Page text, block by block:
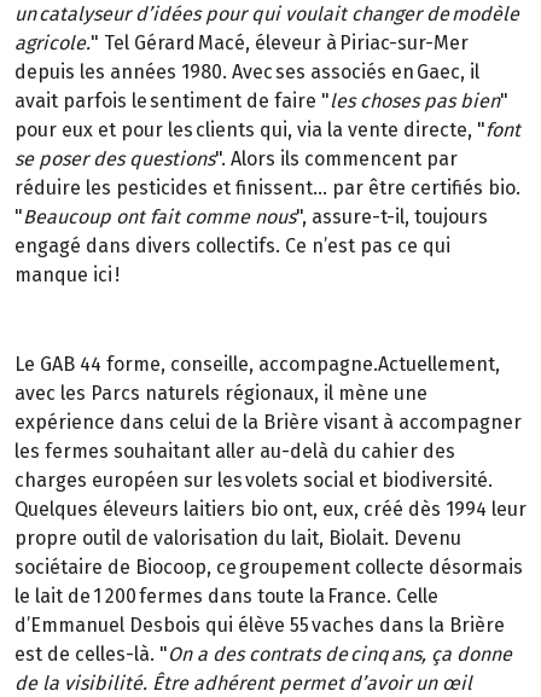
un catalyseur d’idées pour qui voulait changer de modèle
agricole." Tel Gérard Macé, éleveur à Piriac-sur-Mer
depuis les années 1980. Avec ses associés en Gaec, il
avait parfois le sentiment de faire "les choses pas bien"
pour eux et pour les clients qui, via la vente directe, "font
se poser des questions". Alors ils commencent par
réduire les pesticides et finissent… par être certifiés bio.
"Beaucoup ont fait comme nous", assure-t-il, toujours
engagé dans divers collectifs. Ce n’est pas ce qui
manque ici !
Le GAB 44 forme, conseille, accompagne.Actuellement,
avec les Parcs naturels régionaux, il mène une
expérience dans celui de la Brière visant à accompagner
les fermes souhaitant aller au-delà du cahier des
charges européen sur les volets social et biodiversité.
Quelques éleveurs laitiers bio ont, eux, créé dès 1994 leur
propre outil de valorisation du lait, Biolait. Devenu
sociétaire de Biocoop, ce groupement collecte désormais
le lait de 1 200 fermes dans toute la France. Celle
d’Emmanuel Desbois qui élève 55 vaches dans la Brière
est de celles-là. "On a des contrats de cinq ans, ça donne
de la visibilité. Être adhérent permet d’avoir un œil